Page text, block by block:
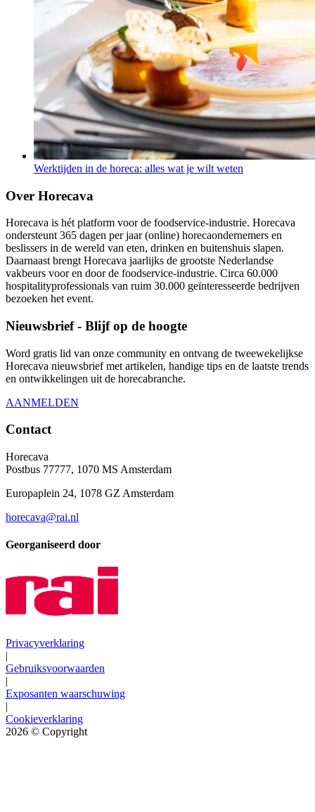
Werktijden in de horeca: alles wat je wilt weten
Over Horecava
Horecava is hét platform voor de foodservice-industrie. Horecava
ondersteunt 365 dagen per jaar (online) horecaondernemers en
beslissers in de wereld van eten, drinken en buitenshuis slapen.
Daarnaast brengt Horecava jaarlijks de grootste Nederlandse
vakbeurs voor en door de foodservice-industrie. Circa 60.000
hospitalityprofessionals van ruim 30.000 geïnteresseerde bedrijven
bezoeken het event.
Nieuwsbrief - Blijf op de hoogte
Word gratis lid van onze community en ontvang de tweewekelijkse
Horecava nieuwsbrief met artikelen, handige tips en de laatste trends
en ontwikkelingen uit de horecabranche.
AANMELDEN
Contact
Horecava
Postbus 77777, 1070 MS Amsterdam
Europaplein 24, 1078 GZ Amsterdam
horecava@rai.nl
Georganiseerd door
Privacyverklaring
|
Gebruiksvoorwaarden
|
Exposanten waarschuwing
|
Cookieverklaring
2026 © Copyright